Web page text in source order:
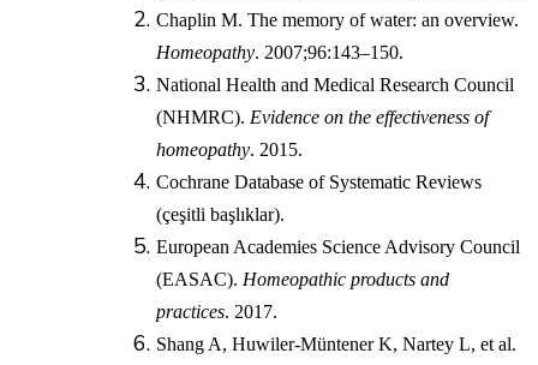
Chaplin M. The memory of water: an overview.
Homeopathy. 2007;96:143–150.
National Health and Medical Research Council
(NHMRC). Evidence on the effectiveness of
homeopathy. 2015.
Cochrane Database of Systematic Reviews
(çeşitli başlıklar).
European Academies Science Advisory Council
(EASAC). Homeopathic products and
practices. 2017.
Shang A, Huwiler-Müntener K, Nartey L, et al.